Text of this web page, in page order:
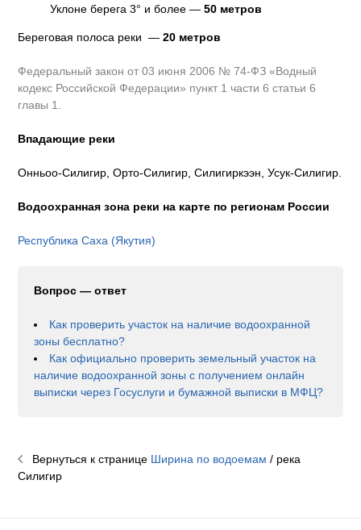
Уклоне берега 3° и более —50 метров
Береговая полоса реки —20 метров
Федеральный закон от 03 июня 2006 № 74-ФЗ «Водный
кодекс Российской Федерации» пункт 1 части 6 статьи 6
главы 1.
Впадающие реки
Онньоо-Силигир, Орто-Силигир, Силигиркээн, Усук-Силигир.
Водоохранная зона реки на карте по регионам России
Республика Саха (Якутия)
Вопрос — ответ
Как проверить участок на наличие водоохранной
зоны бесплатно?
Как официально проверить земельный участок на
наличие водоохранной зоны с получением онлайн
выписки через Госуслуги и бумажной выписки в МФЦ?
Вернуться к странице Ширина по водоемам / река
Силигир